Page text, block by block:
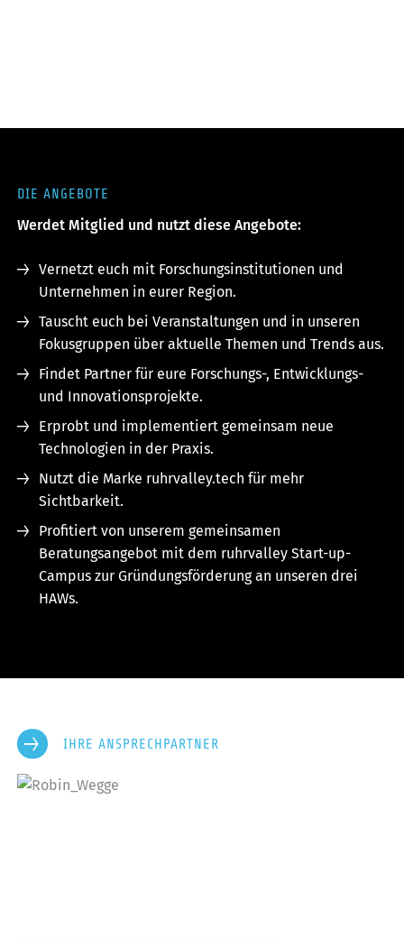
DIE ANGEBOTE
Werdet Mitglied und nutzt diese Angebote:
Vernetzt euch mit Forschungsinstitutionen und
Unternehmen in eurer Region.
Tauscht euch bei Veranstaltungen und in unseren
Fokusgruppen über aktuelle Themen und Trends aus.
Findet Partner für eure Forschungs-, Entwicklungs-
und Innovationsprojekte.
Erprobt und implementiert gemeinsam neue
Technologien in der Praxis.
Nutzt die Marke ruhrvalley.tech für mehr
Sichtbarkeit.
Profitiert von unserem gemeinsamen
Beratungsangebot mit dem ruhrvalley Start-up-
Campus zur Gründungsförderung an unseren drei
HAWs.
IHRE ANSPRECHPARTNER